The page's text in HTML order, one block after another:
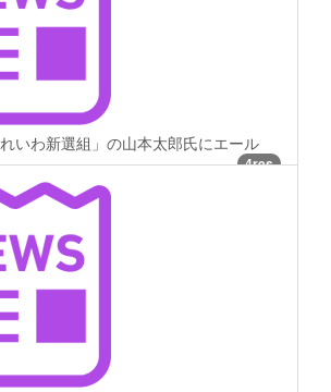
いわ新選組」の山本太郎氏にエール
4res